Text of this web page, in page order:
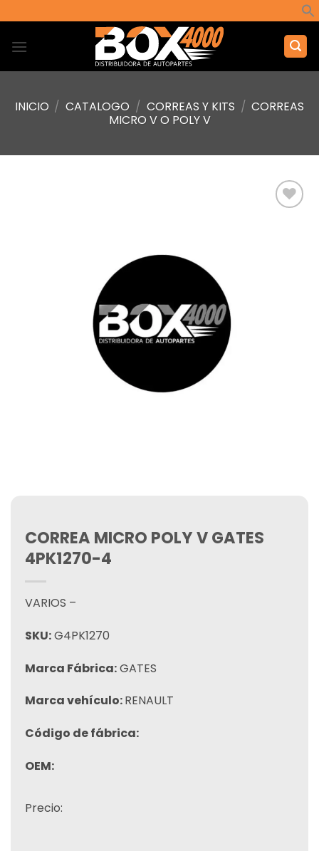
al
contenido
INICIO / CATALOGO / CORREAS Y KITS / CORREAS
MICRO V O POLY V
CORREA MICRO POLY V GATES
4PK1270-4
VARIOS –
SKU:G4PK1270
Marca Fábrica:GATES
Marca vehículo:RENAULT
Código de fábrica:
OEM:
Precio: